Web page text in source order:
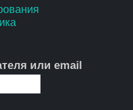
или email